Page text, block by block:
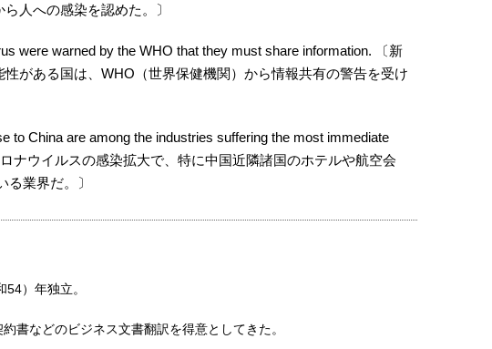
人への感染を認めた。〕
were warned by the WHO that they must share information. 〔新
がある国は、WHO（世界保健機関）から情報共有の警告を受け
to China are among the industries suffering the most immediate
ナウイルスの感染拡大で、特に中国近隣諸国のホテルや航空会
業界だ。〕
）年独立。
書などのビジネス文書翻訳を得意としてきた。